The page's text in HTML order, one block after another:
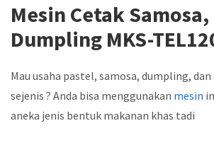
Mesin Cetak
Dumpling MKS-
Mau usaha pastel, samosa, dumpling,
sejenis ? Anda bisa menggunakan mesin
aneka jenis bentuk makanan khas tadi